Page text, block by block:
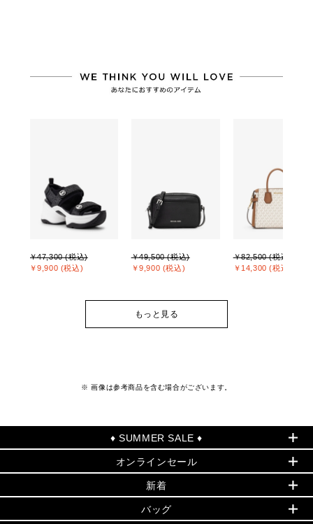
￥47,300 (税込)
￥9,900 (税込)
￥49,500 (税込)
￥9,900 (税込)
￥82,500 (税込)
￥14,300 (税込)
もっと見る
※ 画像は参考商品を含む場合がございます。
♦ SUMMER SALE ♦
セールおすすめアイテム
▶ ウィメンズ
バッグ
オンラインセール
PRODUCT OF THE MONTH - 今月の特別価格
再値下げアイテム
新着
夏のスタイル
バッグ